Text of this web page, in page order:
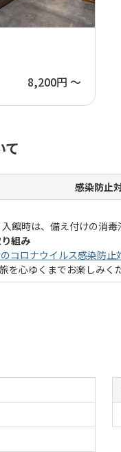
8,200円 ～
て
感染防止
館時は、備え付けの消
組み
コロナウイルス感染防止
を心ゆくまでお楽しみく